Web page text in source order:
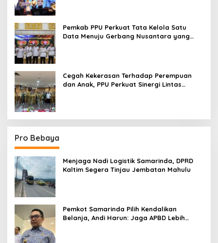
Pemkab PPU Perkuat Tata Kelola Satu
Data Menuju Gerbang Nusantara yang
Cegah Kekerasan Terhadap Perempuan
dan Anak, PPU Perkuat Sinergi Lintas
Pro Bebaya
Menjaga Nadi Logistik Samarinda, DPRD
Kaltim Segera Tinjau Jembatan Mahulu
Pemkot Samarinda Pilih Kendalikan
Belanja, Andi Harun: Jaga APBD Lebih